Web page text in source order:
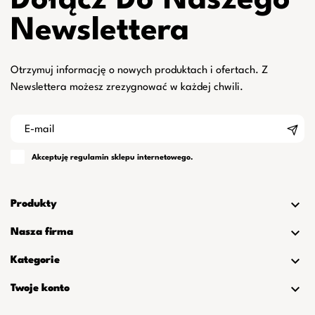
Newslettera
Otrzymuj informację o nowych produktach i ofertach. Z
Newslettera możesz zrezygnować w każdej chwili.
Akceptuję regulamin sklepu internetowego.
Produkty 
Nasza firma 
Kategorie 
Twoje konto 